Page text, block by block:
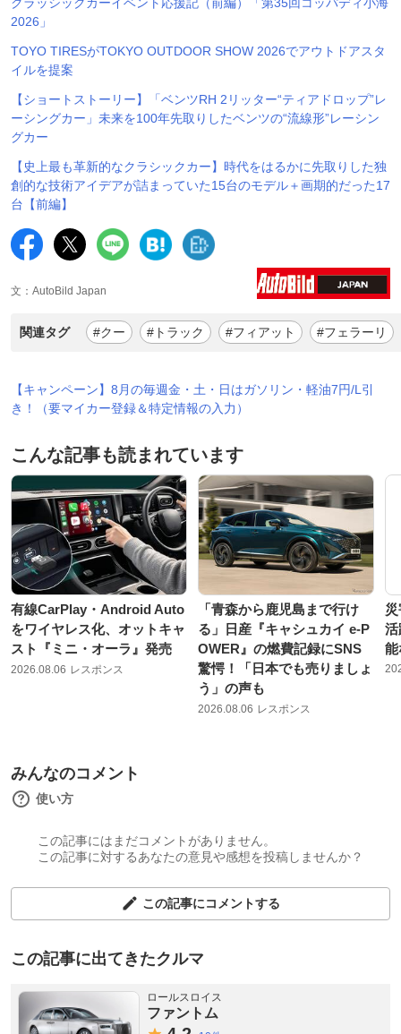
2026」
TOYO TIRESがTOKYO OUTDOOR SHOW 2026でアウトドアスタ
イルを提案
【ショートストーリー】「ベンツRH 2リッター“ティアドロップ”レ
ーシングカー」未来を100年先取りしたベンツの“流線形”レーシン
グカー
【史上最も革新的なクラシックカー】時代をはるかに先取りした独
創的な技術アイデアが詰まっていた15台のモデル＋画期的だった17
台【前編】
文：AutoBild Japan
関連タグ #クー #トラック #フィアット #フェラーリ
【キャンペーン】8月の毎週金・土・日はガソリン・軽油7円/L引
き！（要マイカー登録＆特定情報の入力）
こんな記事も読まれています
有線CarPlay・Android Auto
をワイヤレス化、オットキャ
スト『ミニ・オーラ』発売
2026.08.06 レスポンス
「青森から鹿児島まで行け
る」日産『キャシュカイ e-P
OWER』の燃費記録にSNS
驚愕！「日本でも売りましょ
う」の声も
2026.08.06 レスポンス
活
能
みんなのコメント
使い方
この記事にはまだコメントがありません。
この記事に対するあなたの意見や感想を投稿しませんか？
この記事にコメントする
この記事に出てきたクルマ
ロールスロイス
ファントム